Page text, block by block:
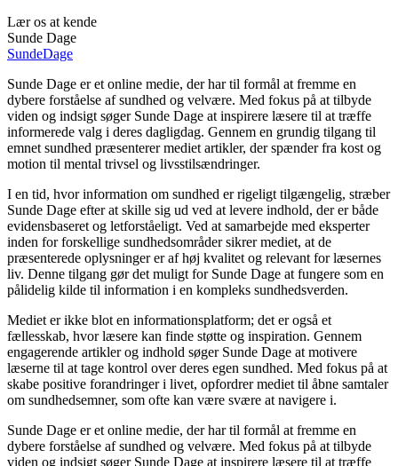
Lær os at kende
Sunde Dage
SundeDage
Sunde Dage er et online medie, der har til formål at fremme en
dybere forståelse af sundhed og velvære. Med fokus på at tilbyde
viden og indsigt søger Sunde Dage at inspirere læsere til at træffe
informerede valg i deres dagligdag. Gennem en grundig tilgang til
emnet sundhed præsenterer mediet artikler, der spænder fra kost og
motion til mental trivsel og livsstilsændringer.
I en tid, hvor information om sundhed er rigeligt tilgængelig, stræber
Sunde Dage efter at skille sig ud ved at levere indhold, der er både
evidensbaseret og letforståeligt. Ved at samarbejde med eksperter
inden for forskellige sundhedsområder sikrer mediet, at de
præsenterede oplysninger er af høj kvalitet og relevant for læsernes
liv. Denne tilgang gør det muligt for Sunde Dage at fungere som en
pålidelig kilde til information i en kompleks sundhedsverden.
Mediet er ikke blot en informationsplatform; det er også et
fællesskab, hvor læsere kan finde støtte og inspiration. Gennem
engagerende artikler og indhold søger Sunde Dage at motivere
læserne til at tage kontrol over deres egen sundhed. Med fokus på at
skabe positive forandringer i livet, opfordrer mediet til åbne samtaler
om sundhedsemner, som ofte kan være svære at navigere i.
Sunde Dage er et online medie, der har til formål at fremme en
dybere forståelse af sundhed og velvære. Med fokus på at tilbyde
viden og indsigt søger Sunde Dage at inspirere læsere til at træffe